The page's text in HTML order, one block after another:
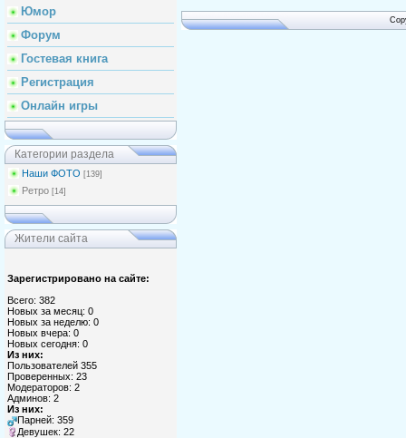
Юмор
Форум
Гостевая книга
Регистрация
Онлайн игры
Категории раздела
Наши ФОТО [139]
Ретро [14]
Жители сайта
Зарегистрировано на сайте:
Всего: 382
Новых за месяц: 0
Новых за неделю: 0
Новых вчера: 0
Новых сегодня: 0
Из них:
Пользователей 355
Проверенных: 23
Модераторов: 2
Админов: 2
Из них:
Парней: 359
Девушек: 22